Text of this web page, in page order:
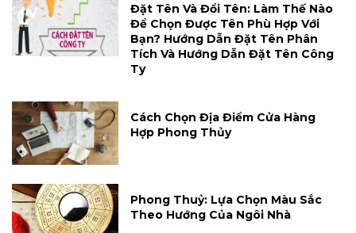
Đặt Tên Và Đổi Tên: Làm Thế Nào
Để Chọn Được Tên Phù Hợp Với
Bạn? Hướng Dẫn Đặt Tên Phân
Tích Và Hướng Dẫn Đặt Tên Công
Ty
Cách Chọn Địa Điểm Cửa Hàng
Hợp Phong Thủy
Phong Thuỷ: Lựa Chọn Màu Sắc
Theo Hướng Của Ngôi Nhà